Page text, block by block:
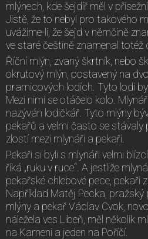
mlýnech, kde šejdíř měl v
Jistě, že to nebyl pro takového
uvážíme-li, že šejd v němčině
ve staré češtině znamenal totéž
Říční mlýn, zvaný škrtník, nebo
okrutový mlýn, postavený na
pramicových lodích. Tyto lodi
Mezi nimi se otáčelo kolo.
nazýván lodičkář. Tyto mlýny
pekařů a velmi často se stávaly
zlostí mezi mlynáři a pekaři.
Pekaři si byli s mlynáři velmi
říká „ruku v ruce“. A jestliže
pekařské chlebové pece, pekaři
Například Matěj Pecka,
mlýny a pekař Václav Cvok,
náležela ves Libeň, měl několik
na Kameni a jeden na Poříčí.